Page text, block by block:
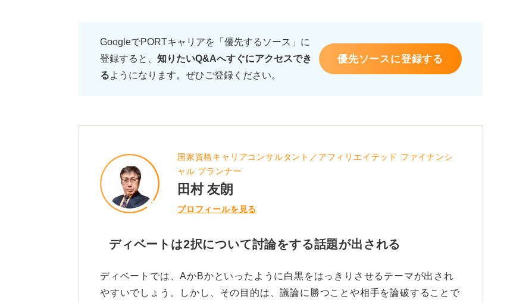
GoogleでPORTキャリアを「優先するソース」に
登録すると、 知りたいQ&Aへすぐにアクセスでき
るようになります。ぜひご登録ください。
優先ソースに登録する
国家資格キャリアコンサルタント／アフィリエイテッド ファイナンシ
ャル プランナー
田村 友朗
プロフィールを見る
ディベートは2択について討論をする話題が出される
ディベートでは、AかBかといったように白黒をはっきりさせるテーマが出され
やすいでしょう。しかし、その目的は、議論に勝つことや相手を論破することで